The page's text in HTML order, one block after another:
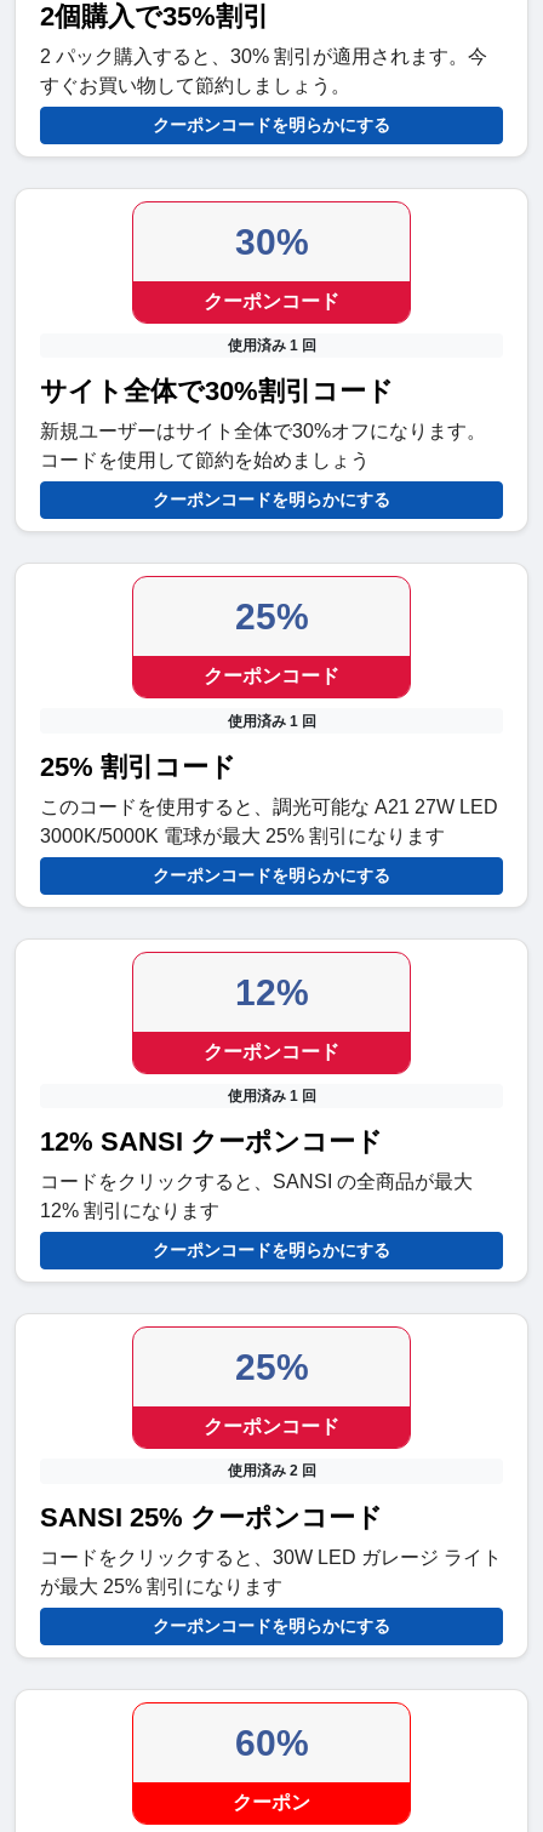
2個購入で35%割引
2 パック購入すると、30% 割引が適用されます。今
すぐお買い物して節約しましょう。
クーポンコードを明らかにする
30%
クーポンコード
使用済み 1 回
サイト全体で30%割引コード
新規ユーザーはサイト全体で30%オフになります。
コードを使用して節約を始めましょう
クーポンコードを明らかにする
25%
クーポンコード
使用済み 1 回
25% 割引コード
このコードを使用すると、調光可能な A21 27W LED
3000K/5000K 電球が最大 25% 割引になります
クーポンコードを明らかにする
12%
クーポンコード
使用済み 1 回
12% SANSI クーポンコード
コードをクリックすると、SANSI の全商品が最大
12% 割引になります
クーポンコードを明らかにする
25%
クーポンコード
使用済み 2 回
SANSI 25% クーポンコード
コードをクリックすると、30W LED ガレージ ライト
が最大 25% 割引になります
クーポンコードを明らかにする
60%
クーポン